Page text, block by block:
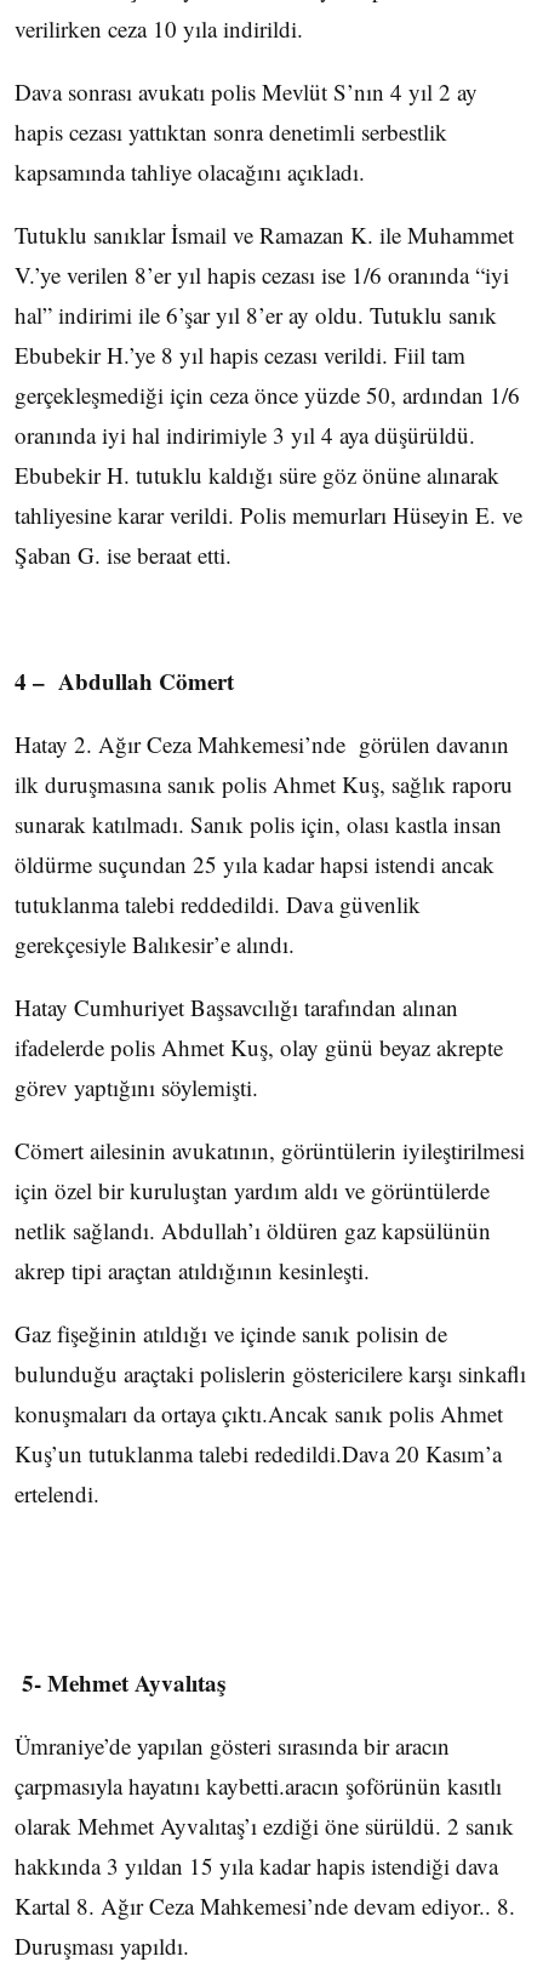
verilirken ceza 10 yıla indirildi.
Dava sonrası avukatı polis Mevlüt S’nın 4 yıl 2 ay
hapis cezası yattıktan sonra denetimli serbestlik
kapsamında tahliye olacağını açıkladı.
Tutuklu sanıklar İsmail ve Ramazan K. ile Muhammet
V.’ye verilen 8’er yıl hapis cezası ise 1/6 oranında “iyi
hal” indirimi ile 6’şar yıl 8’er ay oldu. Tutuklu sanık
Ebubekir H.’ye 8 yıl hapis cezası verildi. Fiil tam
gerçekleşmediği için ceza önce yüzde 50, ardından 1/6
oranında iyi hal indirimiyle 3 yıl 4 aya düşürüldü.
Ebubekir H. tutuklu kaldığı süre göz önüne alınarak
tahliyesine karar verildi. Polis memurları Hüseyin E. ve
Şaban G. ise beraat etti.
4 – Abdullah Cömert
Hatay 2. Ağır Ceza Mahkemesi’nde görülen davanın
ilk duruşmasına sanık polis Ahmet Kuş, sağlık raporu
sunarak katılmadı. Sanık polis için, olası kastla insan
öldürme suçundan 25 yıla kadar hapsi istendi ancak
tutuklanma talebi reddedildi. Dava güvenlik
gerekçesiyle Balıkesir’e alındı.
Hatay Cumhuriyet Başsavcılığı tarafından alınan
ifadelerde polis Ahmet Kuş, olay günü beyaz akrepte
görev yaptığını söylemişti.
Cömert ailesinin avukatının, görüntülerin iyileştirilmesi
için özel bir kuruluştan yardım aldı ve görüntülerde
netlik sağlandı. Abdullah’ı öldüren gaz kapsülünün
akrep tipi araçtan atıldığının kesinleşti.
Gaz fişeğinin atıldığı ve içinde sanık polisin de
bulunduğu araçtaki polislerin göstericilere karşı sinkaflı
konuşmaları da ortaya çıktı.Ancak sanık polis Ahmet
Kuş’un tutuklanma talebi rededildi.Dava 20 Kasım’a
ertelendi.
5- Mehmet Ayvalıtaş
Ümraniye’de yapılan gösteri sırasında bir aracın
çarpmasıyla hayatını kaybetti.aracın şoförünün kasıtlı
olarak Mehmet Ayvalıtaş’ı ezdiği öne sürüldü. 2 sanık
hakkında 3 yıldan 15 yıla kadar hapis istendiği dava
Kartal 8. Ağır Ceza Mahkemesi’nde devam ediyor.. 8.
Duruşması yapıldı.